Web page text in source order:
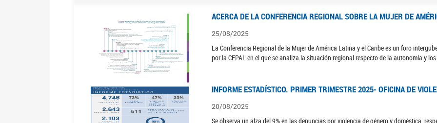
ACERCA DE LA CONFERENCIA REGIONAL SOBRE LA MUJER DE
25/08/2025
La Conferencia Regional de la Mujer de América Latina y el Caribe es un foro
por la CEPAL en el que se analiza la situación regional respecto de la autonomía y
INFORME ESTADÍSTICO. PRIMER TRIMESTRE 2025- OFICINA DE
20/08/2025
Se observa un alza del 9% en las denuncias por violencia de género y doméstica,